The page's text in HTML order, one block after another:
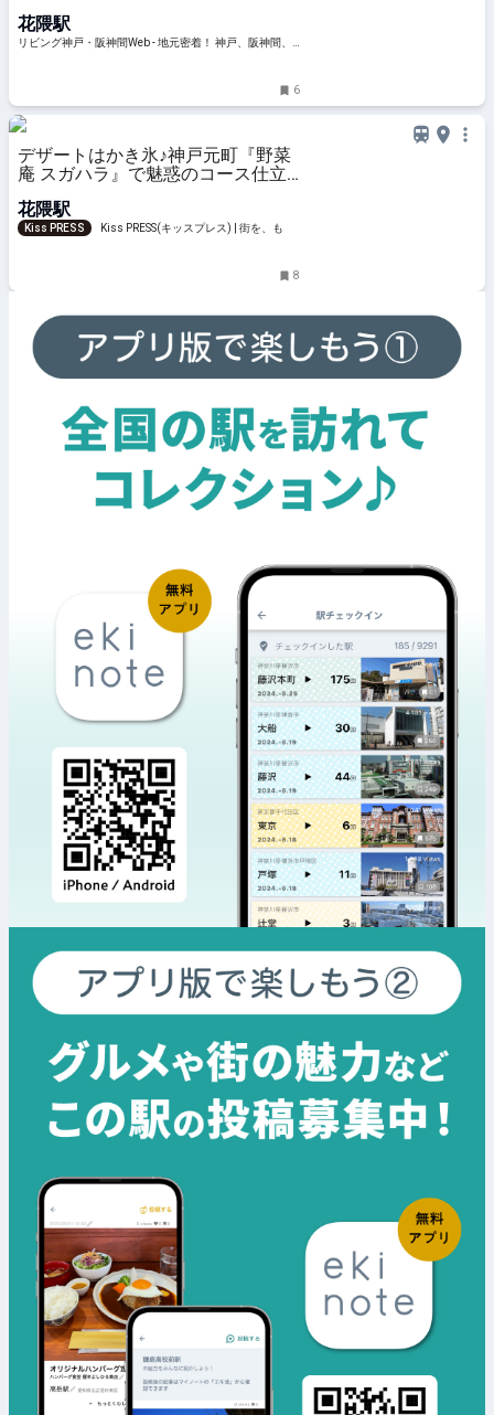
トリアステラ）」
花隈駅
リビング神戸・阪神間Web - 地元密着！ 神戸、阪神間、
6
デザートはかき氷♪神戸元町『野菜
庵 スガハラ』で魅惑のコース仕立
花隈駅
Kiss PRESS
Kiss PRESS(キッスプレス) | 街を、もっ
8